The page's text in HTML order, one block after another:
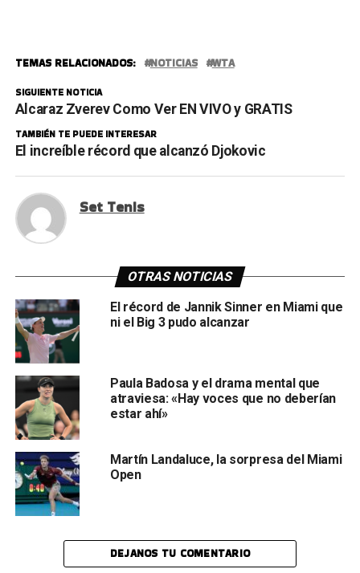
TEMAS RELACIONADOS: NOTICIAS WTA
SIGUIENTE NOTICIA
Alcaraz Zverev Como Ver EN VIVO y GRATIS
TAMBIÉN TE PUEDE INTERESAR
El increíble récord que alcanzó Djokovic
Set Tenis
OTRAS NOTICIAS
El récord de Jannik Sinner en Miami que
ni el Big 3 pudo alcanzar
Paula Badosa y el drama mental que
atraviesa: «Hay voces que no deberían
estar ahí»
Martín Landaluce, la sorpresa del Miami
Open
DEJANOS TU COMENTARIO